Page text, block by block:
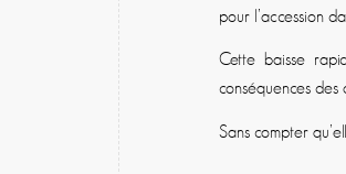
pour l’accession
Cette baisse
conséquences des
Sans compter